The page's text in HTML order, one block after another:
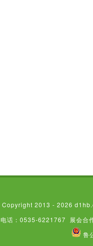
Copyright 2013 - 2026
电话：0535-6221767 展会合
鲁